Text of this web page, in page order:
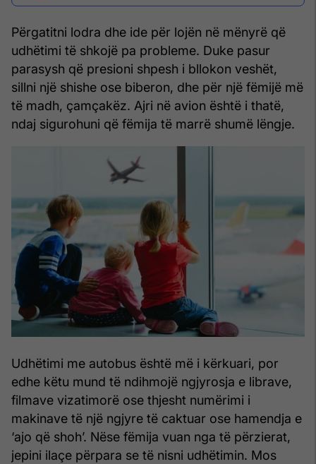
Përgatitni lodra dhe ide për lojën në mënyrë që
udhëtimi të shkojë pa probleme. Duke pasur
parasysh që presioni shpesh i bllokon veshët,
sillni një shishe ose biberon, dhe për një fëmijë më
të madh, çamçakëz. Ajri në avion është i thatë,
ndaj sigurohuni që fëmija të marrë shumë lëngje.
Udhëtimi me autobus është më i kërkuari, por
edhe këtu mund të ndihmojë ngjyrosja e librave,
filmave vizatimorë ose thjesht numërimi i
makinave të një ngjyre të caktuar ose hamendja e
‘ajo që shoh’. Nëse fëmija vuan nga të përzierat,
jepini ilaçe përpara se të nisni udhëtimin. Mos